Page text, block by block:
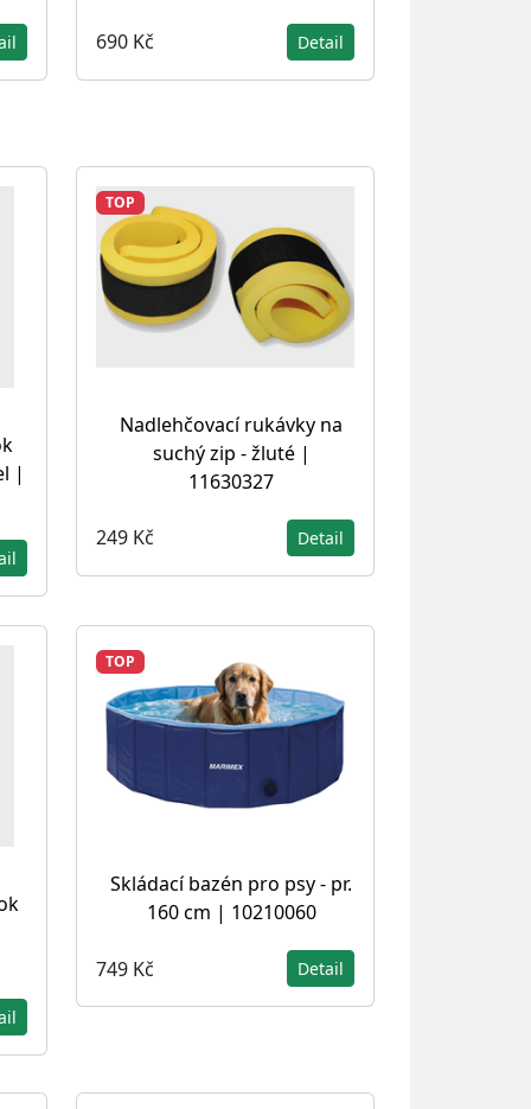
690 Kč Detail
|
TOP
Nadlehčovací rukávky na
suchý zip - žluté |
11630327
249 Kč Detail
TOP
Skládací bazén pro psy - pr.
160 cm | 10210060
749 Kč Detail